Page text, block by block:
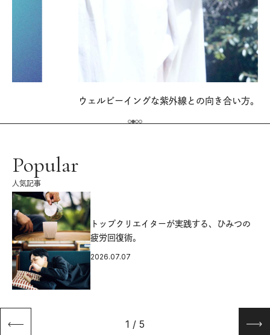
ウェルビーイングな紫外線との向き合い方。
Popular
人気記事
トップクリエイターが実践する、ひみつの
疲労回復術。
2026.07.07
1 / 5